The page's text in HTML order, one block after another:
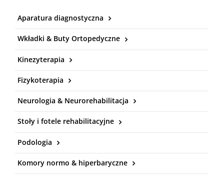
Aparatura diagnostyczna
Wkładki & Buty Ortopedyczne
Kinezyterapia
Fizykoterapia
Neurologia & Neurorehabilitacja
Stoły i fotele rehabilitacyjne
Podologia
Komory normo & hiperbaryczne